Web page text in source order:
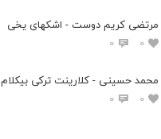
مرتضی کریم دوست - اشکهای یخی
0
0
محمد حسینی - کلارینت ترکی بیکلام
0
0